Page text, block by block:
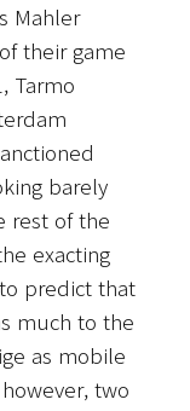
Mahler
their game
Tarmo
barely
rest of the
exacting
predict that
much to the
as mobile
two